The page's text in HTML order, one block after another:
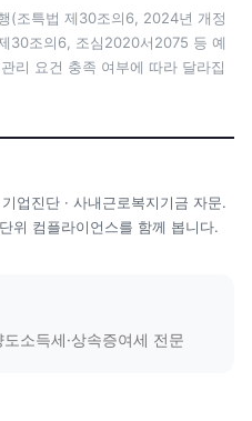
(조특법 제30조의6, 2024년 개정
30조의6, 조심2020서2075 등 예
리 요건 충족 여부에 따라 달라집
업진단 · 사내근로복지기금 자문.
위 컴플라이언스를 함께 봅니다.
소득세·상속증여세 전문